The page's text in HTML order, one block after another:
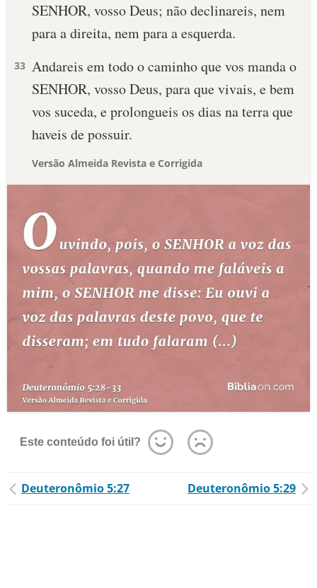
SENHOR, vosso Deus; não declinareis, nem
para a direita, nem para a esquerda.
33 Andareis em todo o caminho que vos manda o
SENHOR, vosso Deus, para que vivais, e bem
vos suceda, e prolongueis os dias na terra que
haveis de possuir.
Versão Almeida Revista e Corrigida
Este conteúdo foi útil?
Deuteronômio 5:27 Deuteronômio 5:29